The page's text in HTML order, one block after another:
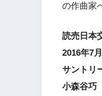
の作曲家
読売日本
2016年7
サントリ
小森谷巧